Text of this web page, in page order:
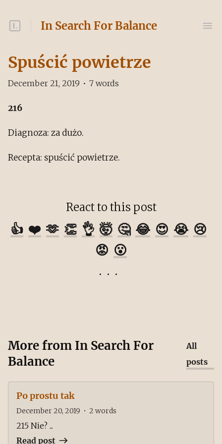
In Search For Balance
Spuścić powietrze
December 21, 2019 • 7 words
216
Diagnoza: za dużo.
Recepta: spuścić powietrze.
React to this post
👍 ❤️ 🫶 👏 👌 🤯 🤔 😂 😍 😭 😢
😡 😮
More from In Search For
Balance
All
posts
Po prostu tak
December 20, 2019 • 2 words
215 Nie? ...
Read post